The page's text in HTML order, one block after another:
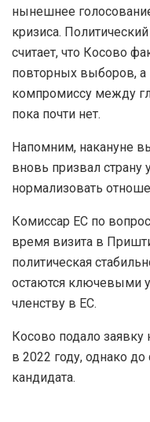
нынешнее
кризиса.
считает, что Косово
повторных выборов, а
компромиссу между
пока почти нет.
Напомним, накануне
вновь призвал
нормализовать
Комиссар ЕС по
время визита в
политическая
остаются ключевыми
членству в ЕС.
Косово подало
в 2022 году, однако до
кандидата.